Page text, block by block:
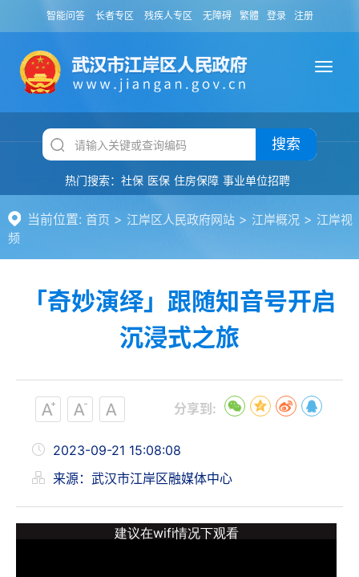
智能问答 长者专区 残疾人专区 无障碍 繁體 登录 注册
搜索
热门搜索： 社保 医保 住房保障 事业单位招聘
当前位置: 首页 > 江岸区人民政府网站 > 江岸概况 > 江岸视
频
「奇妙演绎」跟随知音号开启
沉浸式之旅
分享到:
2023-09-21 15:08:08
来源：武汉市江岸区融媒体中心